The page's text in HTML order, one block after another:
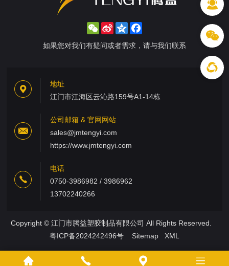
WeChat
Sina
Weibo
Qzone
如果您对我们有疑问或者需求，请与我们联系
地址
江门市江海区云沁路159号A1-14栋
公司邮箱 & 官网网站
sales@jmtengyi.com
https://www.jmtengyi.com
电话
0750-3986982 / 3986962
13702240266
Copyright © 江门市腾益塑胶制品有限公司 All Rights Reserved.
粤ICP备2024242496号
Sitemap XML